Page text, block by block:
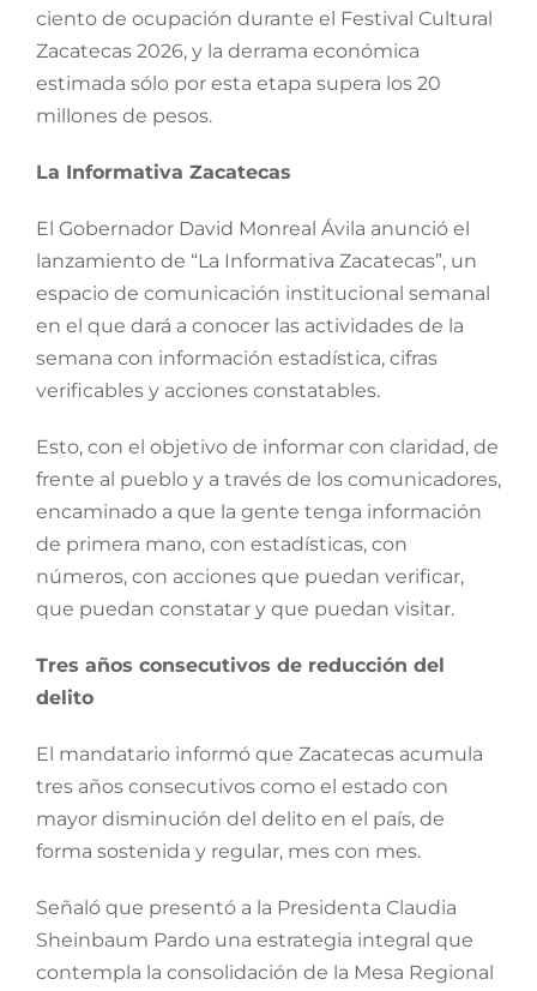
ciento de ocupación durante el Festival Cultural
Zacatecas 2026, y la derrama económica
estimada sólo por esta etapa supera los 20
millones de pesos.
La Informativa Zacatecas
El Gobernador David Monreal Ávila anunció el
lanzamiento de “La Informativa Zacatecas”, un
espacio de comunicación institucional semanal
en el que dará a conocer las actividades de la
semana con información estadística, cifras
verificables y acciones constatables.
Esto, con el objetivo de informar con claridad, de
frente al pueblo y a través de los comunicadores,
encaminado a que la gente tenga información
de primera mano, con estadísticas, con
números, con acciones que puedan verificar,
que puedan constatar y que puedan visitar.
Tres años consecutivos de reducción del
delito
El mandatario informó que Zacatecas acumula
tres años consecutivos como el estado con
mayor disminución del delito en el país, de
forma sostenida y regular, mes con mes.
Señaló que presentó a la Presidenta Claudia
Sheinbaum Pardo una estrategia integral que
contempla la consolidación de la Mesa Regional